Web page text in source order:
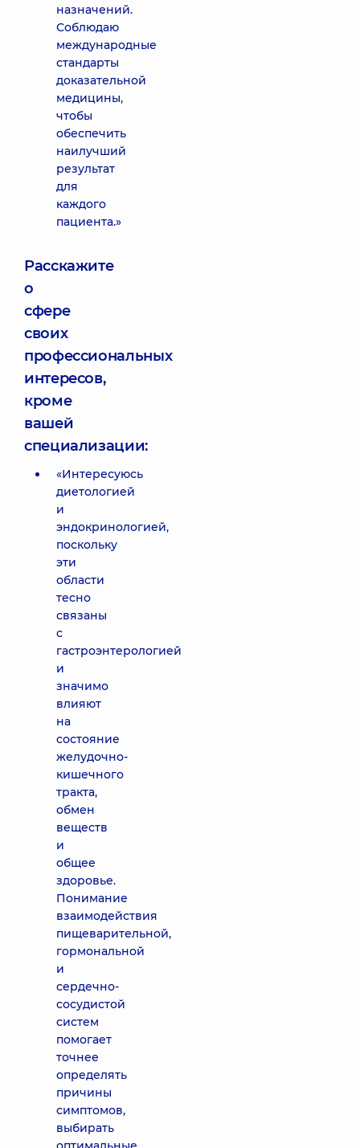
назначений.
Соблюдаю
международные
стандарты
доказательной
медицины,
чтобы
обеспечить
наилучший
результат
для
каждого
пациента.»
Расскажите
о
сфере
своих
профессиональных
интересов,
кроме
вашей
специализации:
«Интересуюсь
диетологией
и
эндокринологией,
поскольку
эти
области
тесно
связаны
с
гастроэнтерологией
и
значимо
влияют
на
состояние
желудочно-
кишечного
тракта,
обмен
веществ
и
общее
здоровье.
Понимание
взаимодействия
пищеварительной,
гормональной
и
сердечно-
сосудистой
систем
помогает
точнее
определять
причины
симптомов,
выбирать